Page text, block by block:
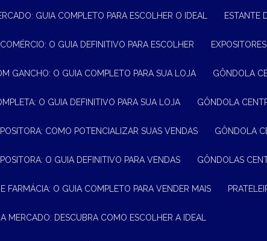
GUIA COMPLETO PARA ESCOLHER O IDEAL
COMÉRCIO: O GUIA DEFINITIVO PARA ESCOLHER
GANCHO: O GUIA COMPLETO PARA SUA LOJA GÔNDOLA
O GUIA DEFINITIVO PARA SUA LOJA GÔNDOLA
COMO POTENCIALIZAR SUAS VENDAS GÔNDOLA
O GUIA DEFINITIVO PARA VENDAS GÔNDOLAS
FARMÁCIA: O GUIA COMPLETO PARA VENDER MAIS
MERCADO: DESCUBRA COMO ESCOLHER A IDEAL